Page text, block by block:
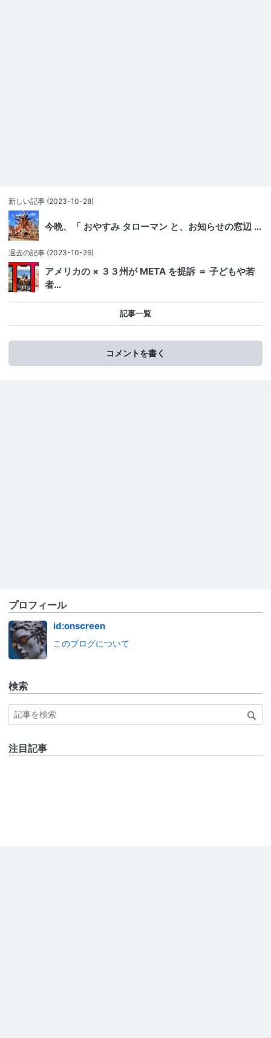
新しい記事 (2023-10-28)
今晩、「 おやすみ タローマン と、お知らせの窓辺 …
過去の記事 (2023-10-26)
アメリカの × ３３州が META を提訴 ＝ 子どもや若
者…
記事一覧
コメントを書く
プロフィール
id:onscreen
このブログについて
検索
注目記事